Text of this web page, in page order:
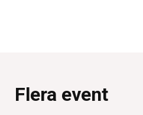
Flera event